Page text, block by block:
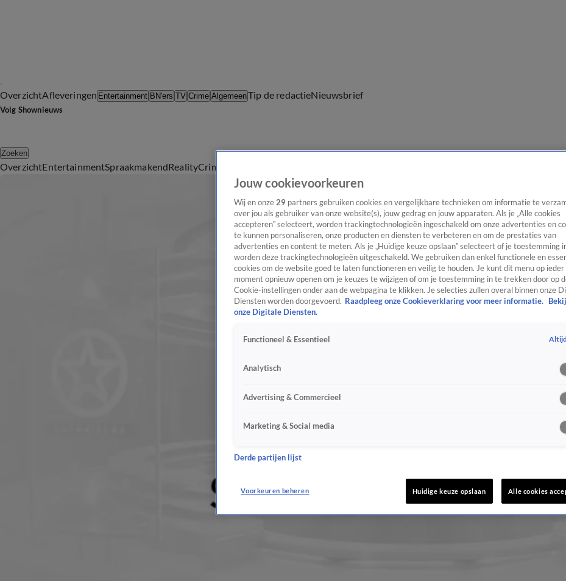
OverzichtAfleveringen Entertainment BN'ers TV Crime AlgemeenTip de redactieNieuwsbrief
Volg Shownieuws
Zoeken
OverzichtEntertainmentSpraakmakendRealityCrime
Jouw cookievoorkeuren
Wij en onze 29 partners gebruiken cookies en vergelijkbare technieken om informatie te
over jou als gebruiker van onze website(s), jouw gedrag en jouw apparaten. Als je „Alle cookies
accepteren” selecteert, worden trackingtechnologieën ingeschakeld om onze advertenties en
te kunnen personaliseren, onze producten en diensten te verbeteren en om de prestaties van
advertenties en content te meten. Als je „Huidige keuze opslaan” selecteert of je toestemming
worden deze trackingtechnologieën uitgeschakeld. We gebruiken dan enkel functionele en
cookies om de website goed te laten functioneren en veilig te houden. Je kunt dit menu op ieder
moment opnieuw openen om je keuzes te wijzigen of om je toestemming in te trekken door op
Cookie-instellingen onder aan de webpagina te klikken. Je selecties zullen overal binnen onze
Diensten worden doorgevoerd. Raadpleeg onze Cookieverklaring voor meer informatie.
onze Digitale Diensten.
Functioneel & Essentieel
Analytisch
Advertising & Commercieel
Marketing & Social media
Derde partijen lijst
Voorkeuren beheren Huidige keuze opslaan Alle cookies